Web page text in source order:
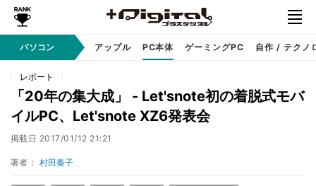
パソコンWindows アップル PC本体 ゲーミングPC 自作 / テクノ
レポート
「20年の集大成」 - Let'snote初の着脱式モバ
イルPC、Let'snote XZ6発表会
掲載日 2017/01/12 21:21
著者： 村田奏子